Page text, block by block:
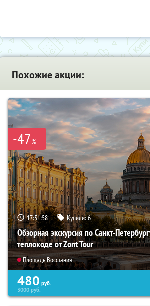
Похожие акции:
-47%
17:51:56 Купили:6
Обзорная экскурсия по Санкт-
теплоходе от Zont Tour
Площадь Восстания
480 руб.
3000руб.